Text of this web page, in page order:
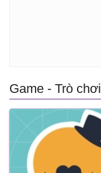
Game - Trò chơi